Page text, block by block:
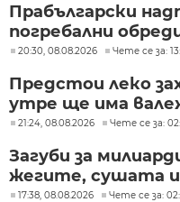
Прабългарски
погребални
20:30, 08.08.2026 Чете се за:
Предстои леко
утре ще има
21:24, 08.08.2026 Чете се за:
Загуби за
жегите, сушата
17:38, 08.08.2026 Чете се за: